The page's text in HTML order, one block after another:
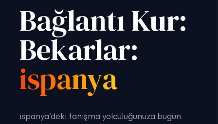
Bağlantı Kur:
Bekarlar:
ispanya
ispanya'deki tanışma yolculuğunuza bugün